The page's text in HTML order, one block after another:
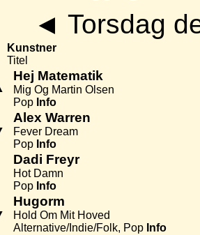
◄ Torsdag
Kunstner
Titel
Hej Matematik
Mig Og Martin Olsen
Pop Info
Alex Warren
Fever Dream
Pop Info
Dadi Freyr
Hot Damn
Pop Info
Hugorm
Hold Om Mit Hoved
Alternative/Indie/Folk, Pop Info